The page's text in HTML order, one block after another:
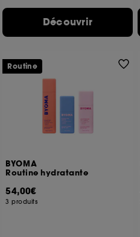
Découvrir
BYOMA
Routine hydratante
54,00€
3 produits
Routine